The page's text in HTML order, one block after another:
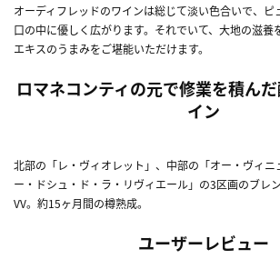
オーディフレッドのワインは総じて淡い色合いで、ピ
口の中に優しく広がります。それでいて、大地の滋養
エキスのうまみをご堪能いただけます。
ロマネコンティの元で修業を積ん
イン
北部の「レ・ヴィオレット」、中部の「オー・ヴィニ
ー・ドシュ・ド・ラ・リヴィエール」の3区画のブレ
VV。約15ヶ月間の樽熟成。
ユーザーレビュー